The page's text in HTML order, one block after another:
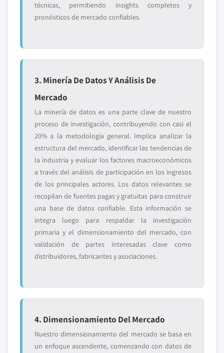
técnicas, permitiendo insights completos y
pronósticos de mercado confiables.
3. Minería De Datos Y Análisis De
Mercado
La minería de datos es una parte clave de nuestro
proceso de investigación, contribuyendo con casi el
20% a la metodología general. Implica analizar la
estructura del mercado, identificar las tendencias de
la industria y evaluar los factores macroeconómicos
a través del análisis de participación en los ingresos
de los principales actores. Los datos relevantes se
recopilan de fuentes pagas y gratuitas para construir
una base de datos confiable. Esta información se
integra luego para respaldar la investigación
primaria y el dimensionamiento del mercado, con
validación de partes interesadas clave como
distribuidores, fabricantes y asociaciones.
4. Dimensionamiento Del Mercado
Nuestro dimensionamiento del mercado se basa en
un enfoque ascendente, comenzando con datos de